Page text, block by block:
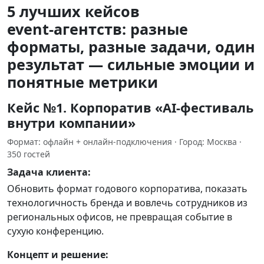
5 лучших кейсов
event‑агентств: разные
форматы, разные задачи, один
результат — сильные эмоции и
понятные метрики
Кейc №1. Корпоратив «AI‑фестиваль
внутри компании»
Формат: офлайн + онлайн‑подключения · Город: Москва ·
350 гостей
Задача клиента:
Обновить формат годового корпоратива, показать
технологичность бренда и вовлечь сотрудников из
региональных офисов, не превращая событие в
сухую конференцию.
Концепт и решение: